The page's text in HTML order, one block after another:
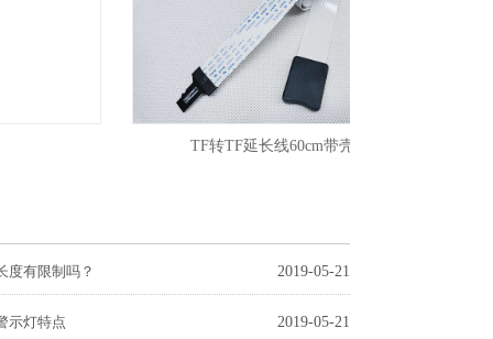
TF转TF延长线60cm带壳
度有限制吗？ 2019-05-21
示灯特点 2019-05-21